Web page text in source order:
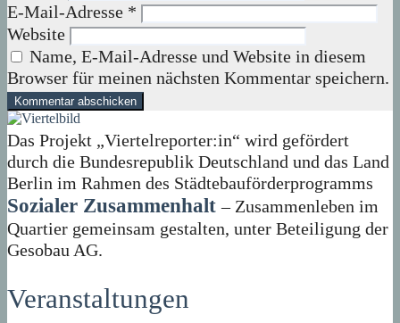
E-Mail-Adresse *
Website
Name, E-Mail-Adresse und Website in diesem
Browser für meinen nächsten Kommentar speichern.
Das Projekt „Viertelreporter:in“ wird gefördert
durch die Bundesrepublik Deutschland und das Land
Berlin im Rahmen des Städtebauförderprogramms
Sozialer Zusammenhalt – Zusammenleben im
Quartier gemeinsam gestalten, unter Beteiligung der
Gesobau AG.
Veranstaltungen